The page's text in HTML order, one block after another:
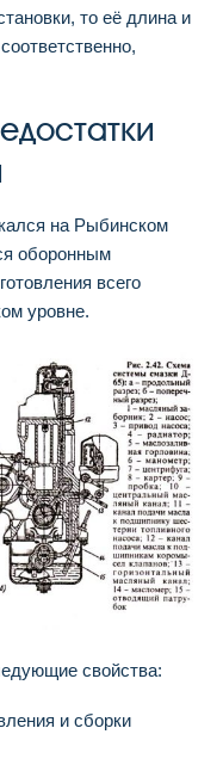
то её длина и
на Рыбинском
оборонным
всего
уровне.
свойства:
и сборки